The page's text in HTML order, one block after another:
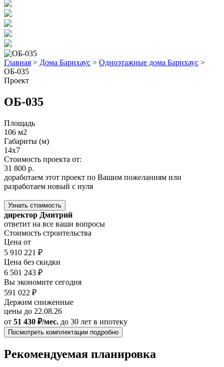
Главная > Дома Барнхаус > Одноэтажные дома Барнхаус >
ОБ-035
Проект
ОБ-035
Площадь
106 м2
Габариты (м)
14x7
Стоимость проекта от:
31 800 р.
доработаем этот проект по Вашим пожеланиям или
разработаем новый с нуля
Узнать стоимость
директор Дмитрий
ответит на все ваши вопросы
Стоимость строительства
Цена от
5 910 221 ₽
Цена без скидки
6 501 243 ₽
Вы экономите сегодня
591 022 ₽
Держим сниженные
цены до 22.08.26
от 51 430 ₽/мес. до 30 лет в ипотеку
Посмотреть комплектации подробно
Рекомендуемая планировка